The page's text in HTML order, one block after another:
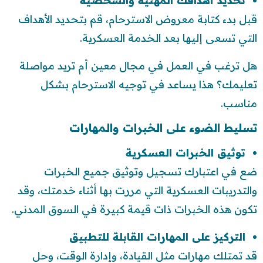
قبل بدء كتابة معروض الاسترحام، قم بتحديد الأهداف
التي تسعى إليها بعد الخدمة العسكرية.
هل ترغب في العمل في مجال معين أم تريد مواصلة
تعليمك؟ هذا يساعد في توجيه الاسترحام بشكل
مناسب.
تسليط الضوء على الخبرات والمهارات
توثيق الخبرات العسكرية
ضع في اعتبارك تسجيل وتوثيق جميع الخبرات
والتدريبات العسكرية التي مررت بها أثناء خدمتك، وقد
تكون هذه الخبرات ذات قيمة كبيرة في السوق المدني.
التركيز على المهارات القابلة للتطبيق
قد تمتلك مهارات مثل القيادة، وإدارة الوقت، وحل